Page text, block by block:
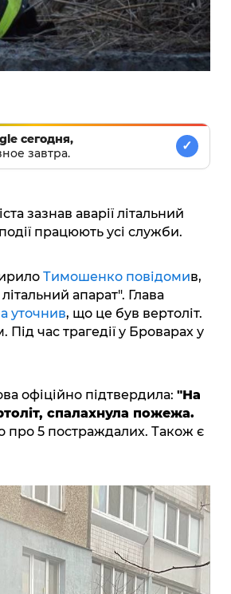
сегодня,
завтра.
✓
зазнав аварії літальний
працюють усі служби.
Тимошенко повідомив,
апарат". Глава
уточнив, що це був вертоліт.
час трагедії у Броварах у
офіційно підтвердила: "На
спалахнула пожежа.
про 5 постраждалих. Також є